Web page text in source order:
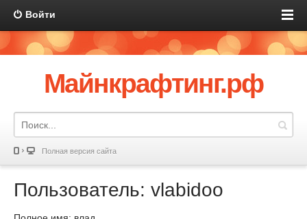
Войти
Майнкрафтинг.рф
Полная версия сайта
Пользователь: vlabidoo